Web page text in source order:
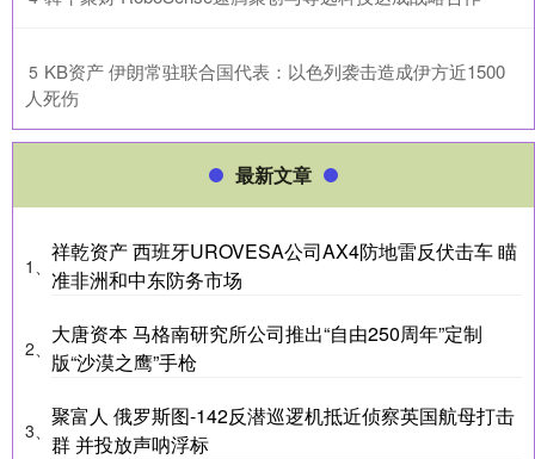
5 ​KB资产 伊朗常驻联合国代表：以色列袭击造成伊方近1500
人死伤
最新文章
1、
祥乾资产 西班牙UROVESA公司AX4防地雷反伏击车 瞄
准非洲和中东防务市场
2、
大唐资本 马格南研究所公司推出“自由250周年”定制
版“沙漠之鹰”手枪
3、
聚富人 俄罗斯图-142反潜巡逻机抵近侦察英国航母打击
群 并投放声呐浮标